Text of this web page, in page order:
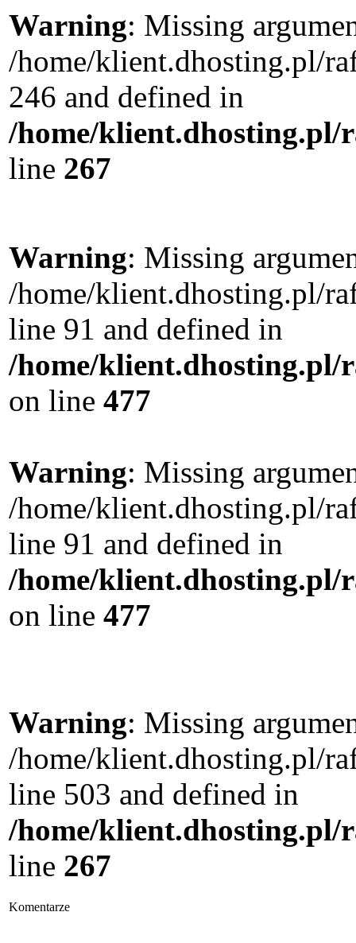
Warning: Missing
/home/klient.dhosting.pl/
246 and defined in
/home/klient.dhosting.pl/
line 267
Warning: Missing
/home/klient.dhosting.pl/
line 91 and defined in
/home/klient.dhosting.pl/
on line 477
Warning: Missing
/home/klient.dhosting.pl/
line 91 and defined in
/home/klient.dhosting.pl/
on line 477
Warning: Missing
/home/klient.dhosting.pl/
line 503 and defined in
/home/klient.dhosting.pl/
line 267
Komentarze